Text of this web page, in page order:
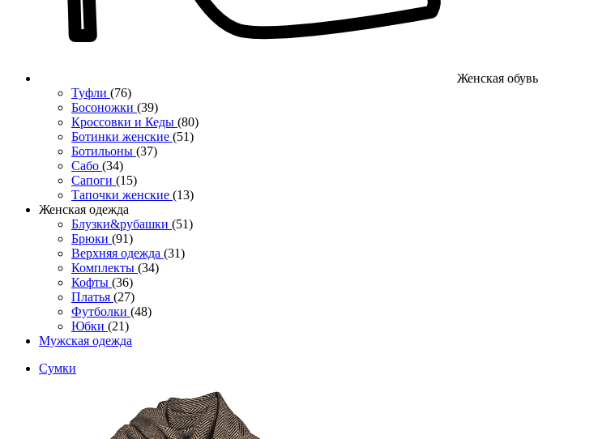
Женcкая обувь
Туфли (76)
Босоножки (39)
Кроссовки и Кеды (80)
Ботинки женские (51)
Ботильоны (37)
Сабо (34)
Сапоги (15)
Тапочки женские (13)
Женская одежда
Блузки&рубашки (51)
Брюки (91)
Верхняя одежда (31)
Комплекты (34)
Кофты (36)
Платья (27)
Футболки (48)
Юбки (21)
Мужская одежда
Сумки